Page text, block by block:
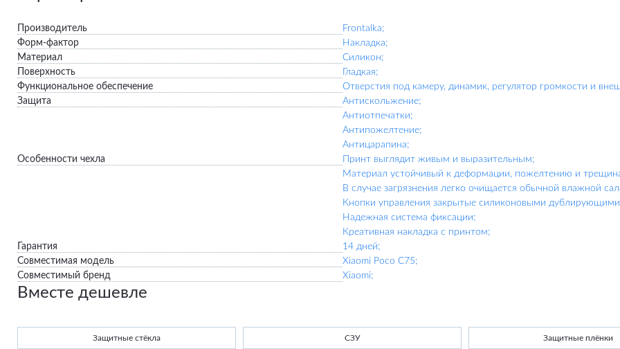
Производитель
Frontalka;
Форм-фактор
Накладка;
Материал
Силикон;
Поверхность
Гладкая;
Функциональное обеспечение
Отверстия под камеру, динамик, регулятор громкости и
Защита
Антискольжение;
Антиотпечатки;
Антипожелтение;
Антицарапина;
Особенности чехла
Принт выглядит живым и выразительным;
Материал устойчивый к деформации, пожелтению и
В случае загрязнения легко очищается обычной влажной
Кнопки управления закрытые силиконовыми дублирующими
Надежная система фиксации;
Креативная накладка с принтом;
Гарантия
14 дней;
Совместимая модель
Xiaomi Poco C75;
Совместимый бренд
Xiaomi;
Вместе дешевле
Защитные стёкла СЗУ Защитные плёнки